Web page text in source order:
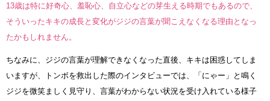
13歳は特に好奇心、羞恥心、自立心などの芽生える時期でもあるので、
そういったキキの成長と変化がジジの言葉が聞こえなくなる理由となっ
たかもしれません。
ちなみに、ジジの言葉が理解できなくなった直後、キキは困惑してしま
いますが、トンボを救出した際のインタビューでは、「にゃー」と鳴く
ジジを微笑ましく見守り、言葉がわからない状況を受け入れている様子